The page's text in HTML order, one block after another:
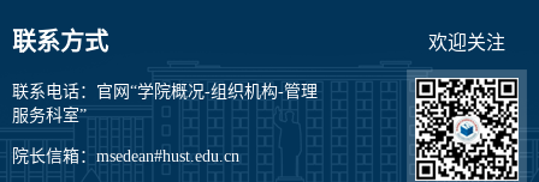
联系方式
联系电话：官网“学院概况-组织机构-管理
服务科室”
院长信箱：msedean#hust.edu.cn
欢迎关注